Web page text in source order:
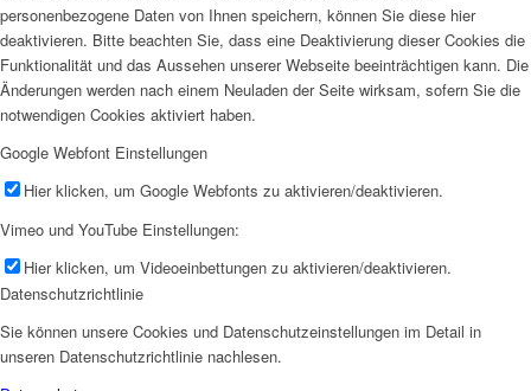
personenbezogene Daten von Ihnen speichern, können Sie diese hier
deaktivieren. Bitte beachten Sie, dass eine Deaktivierung dieser Cookies die
Funktionalität und das Aussehen unserer Webseite beeinträchtigen kann. Die
Änderungen werden nach einem Neuladen der Seite wirksam, sofern Sie die
notwendigen Cookies aktiviert haben.
Google Webfont Einstellungen
Hier klicken, um Google Webfonts zu aktivieren/deaktivieren.
Vimeo und YouTube Einstellungen:
Hier klicken, um Videoeinbettungen zu aktivieren/deaktivieren.
Datenschutzrichtlinie
Sie können unsere Cookies und Datenschutzeinstellungen im Detail in
unseren Datenschutzrichtlinie nachlesen.